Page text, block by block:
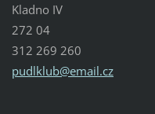
Kladno IV
272 04
312 269 260
pudlklub@email.cz